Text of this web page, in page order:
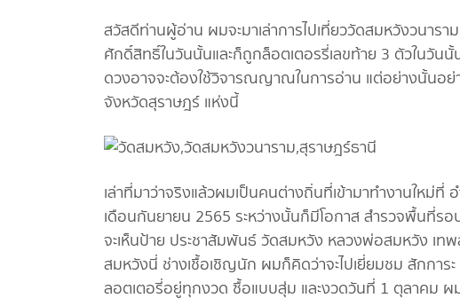
สวัสดีท่านผู้อ่าน ผมจะมาเล่าการไปเที่ยววัดสมหวังวนา
ศักดิ์สิทธิ์ในวันนั้นและก็ถูกล็อตเตอรรี่เลขท้าย 3 ตัวในวันนั้
ดวงอาจจะต้องใช้วิจารณญาณในการอ่าน แต่อย่างนั้นอ
จังหวัดสุราษฎร์ แห่งนี้
เล่าที่มาว่าจริงแล้วผมเป็นคนต่างถิ่นที่เข้ามาทำงานใหม่
เดือนกันยายน 2565 ระหว่างนั้นก็มีโอกาส สำรวจพื้นที่ร
จะเห็นป้าย ประชาสัมพันธ์ วัดสมหวัง หลวงพ่อสมหวัง เท
สมหวังนี่ ช่างเชื้อเชิญนัก ผมก็คิดว่าจะไปเยี่ยมชม สักกา
ลอตเตอรี่อยู่ทุกงวด ซื้อแบบสุ่ม และงวดวันที่ 1 ตุลาคม ผ